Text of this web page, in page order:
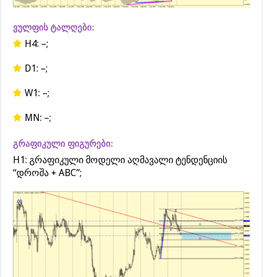
ვულფის ტალღები:
H4: –;
D1: –;
W1: –;
MN: –;
გრაფიკული ფიგურები:
H1: გრაფიკული მოდელი აღმავალი ტენდენციის
“დროშა + ABC”;